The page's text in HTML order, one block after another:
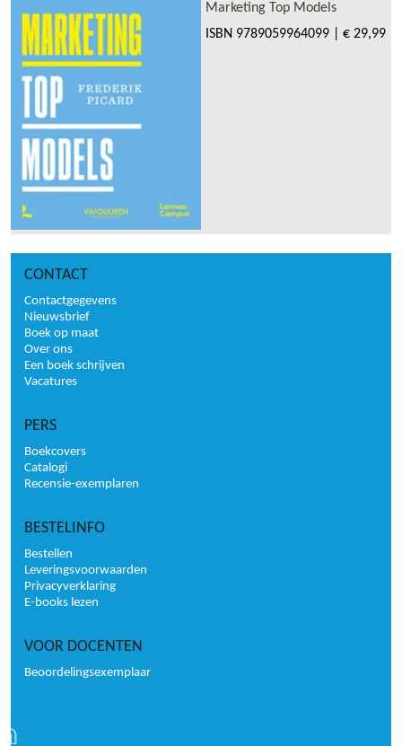
Marketing Top Models
ISBN 9789059964099 € 29,99
CONTACT
Contactgegevens
Nieuwsbrief
Boek op maat
Over ons
Een boek schrijven
Vacatures
PERS
Boekcovers
Catalogi
Recensie-exemplaren
BESTELINFO
Bestellen
Leveringsvoorwaarden
Privacyverklaring
E-books lezen
VOOR DOCENTEN
Beoordelingsexemplaar